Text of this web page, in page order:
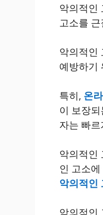
악의적인
고소를
악의적인
예방하기
특히, 온
이 보장
자는 빠
악의적인
인 고소
악의적인
악의적인